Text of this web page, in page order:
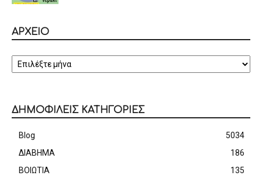
ΑΡΧΕΙΟ
ΔΗΜΟΦΙΛΕΙΣ ΚΑΤΗΓΟΡΙΕΣ
Blog
5034
ΔΙΑΒΗΜΑ
186
ΒΟΙΩΤΙΑ
135